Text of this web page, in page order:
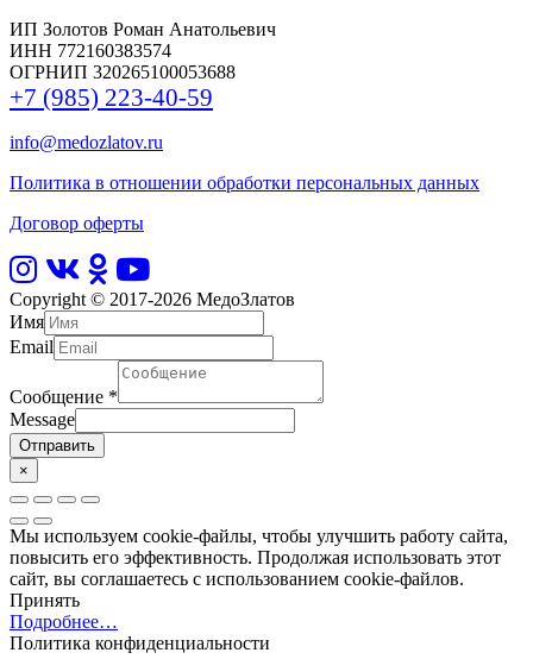
ИП Золотов Роман Анатольевич
ИНН 772160383574
ОГРНИП 320265100053688
+7 (985) 223-40-59
info@medozlatov.ru
Политика в отношении обработки персональных данных
Договор оферты
Copyright © 2017-2026 МедоЗлатов
Имя
Email
Сообщение *
Message
Отправить
×
Мы используем cookie-файлы, чтобы улучшить работу сайта,
повысить его эффективность. Продолжая использовать этот
сайт, вы соглашаетесь с использованием cookie-файлов.
Принять
Подробнее…
Политика конфиденциальности